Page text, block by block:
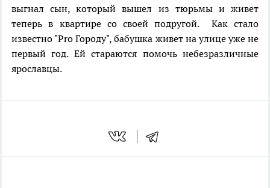
выгнал сын, который вышел из тюрьмы и живет
теперь в квартире со своей подругой. Как стало
известно "Pro Городу", бабушка живет на улице уже не
первый год. Ей стараются помочь небезразличные
ярославцы.